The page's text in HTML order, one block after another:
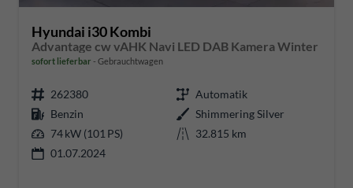
Hyundai i30 Kombi
Advantage cw vAHK Navi LED DAB Kamera Winter
sofort lieferbar Gebrauchtwagen
262380
Automatik
Benzin
Shimmering Silver
74 kW (101 PS)
32.815 km
01.07.2024